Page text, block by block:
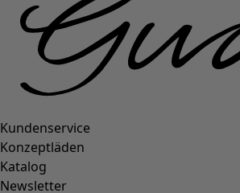
Kundenservice
Konzeptläden
Katalog
Newsletter